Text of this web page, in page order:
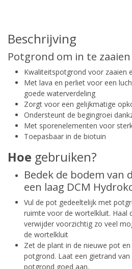
Beschrijving
Potgrond om in te
Kwaliteitspotgrond voor zaaien
Met lava en perliet voor een
goede waterverdeling
Zorgt voor een gelijkmatige
Ondersteunt de begingroei
Met sporenelementen voor
Toepasbaar in de biotuin
Hoe gebruiken?
Bedek de bodem van
een laag DCM
Vul de pot gedeeltelijk met
ruimte voor de wortelkluit. Haal
verwijder voorzichtig zo veel
de wortelkluit
Zet de plant in de nieuwe pot
potgrond. Laat een gietrand
potgrond goed aan.